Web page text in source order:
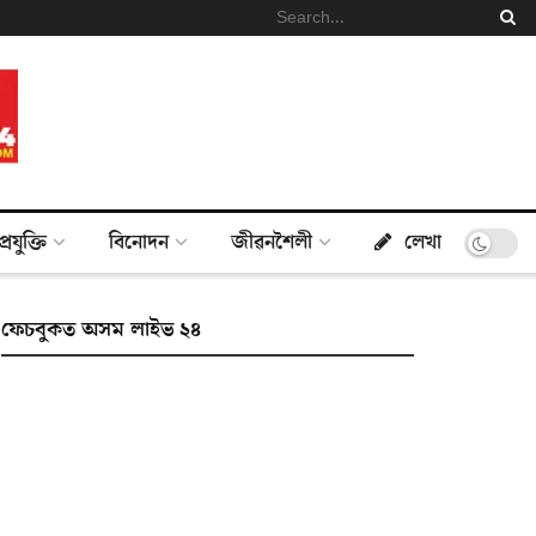
প্ৰযুক্তি বিনোদন জীৱনশৈলী লেখা
ফেচবুকত অসম লাইভ ২৪